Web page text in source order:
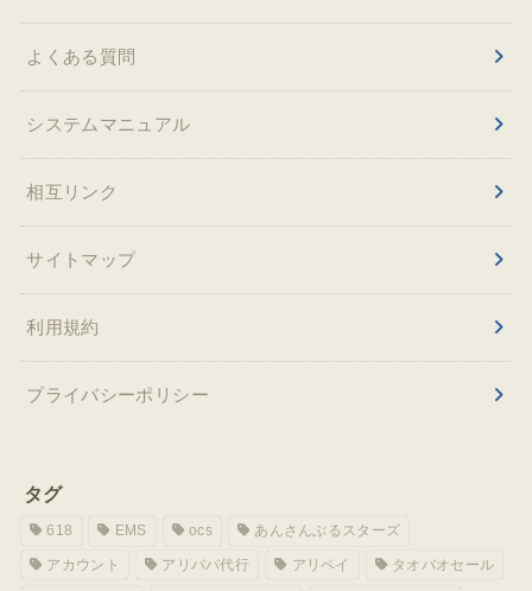
よくある質問
システムマニュアル
相互リンク
サイトマップ
利用規約
プライバシーポリシー
タグ
618 EMS ocs あんさんぶるスターズ
アカウント アリババ代行 アリペイ タオバオセール